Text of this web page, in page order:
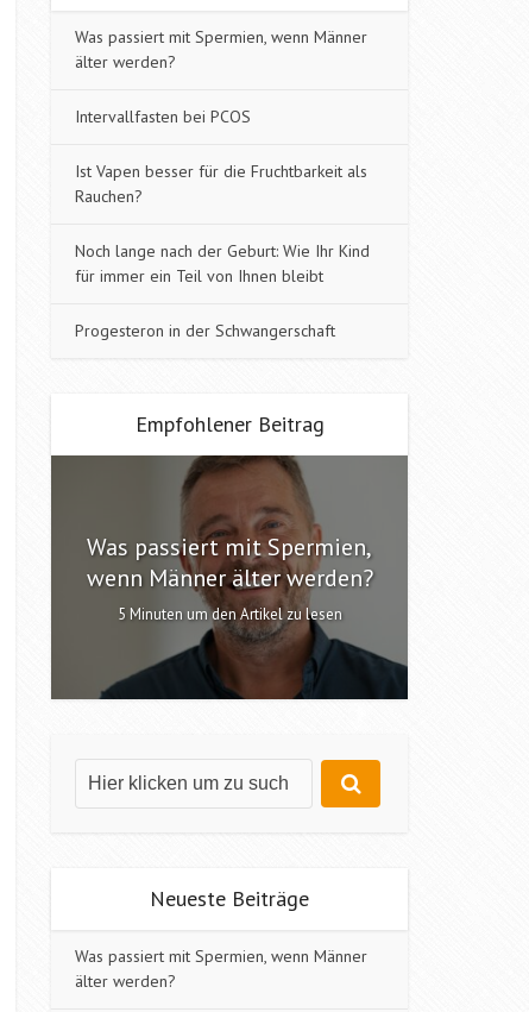
Was passiert mit Spermien, wenn Männer
älter werden?
Intervallfasten bei PCOS
Ist Vapen besser für die Fruchtbarkeit als
Rauchen?
Noch lange nach der Geburt: Wie Ihr Kind
für immer ein Teil von Ihnen bleibt
Progesteron in der Schwangerschaft
Empfohlener Beitrag
Was passiert mit Spermien,
wenn Männer älter werden?
5 Minuten um den Artikel zu lesen
Neueste Beiträge
Was passiert mit Spermien, wenn Männer
älter werden?